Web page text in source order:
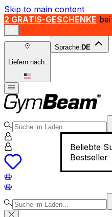
Skip to main content
2 GRATIS-GESCHENKE
Liefern nach:
Sprache: DE
Beliebte
Bestseller